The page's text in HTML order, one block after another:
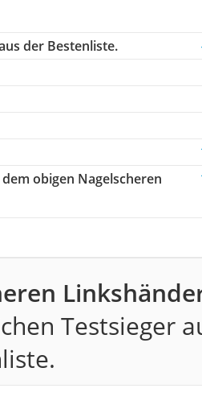
der Bestenliste.
obigen Nagelscheren
Testsieger